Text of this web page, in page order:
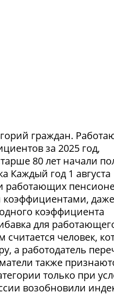
граждан.
за 2025 год,
80 лет начали
Каждый год 1 августа
работающих
коэффициента
для
человек,
а работодатель
также
только при
возобновили